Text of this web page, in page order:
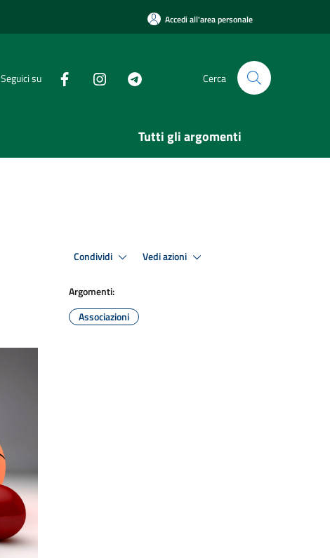
Accedi all'area personale
Seguici su Cerca
Tutti gli argomenti
Condividi Vedi azioni
Argomenti:
Associazioni